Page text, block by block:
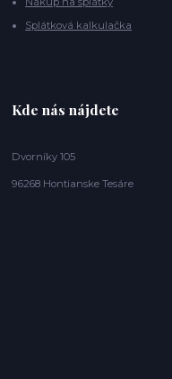
Splátková kalkulačka
Kde nás nájdete
Dvorníky 105
96268 Hontianske Tesáre